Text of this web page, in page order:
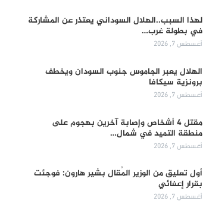
لهذا السبب..الهلال السوداني يعتذر عن المشاركة
في بطولة غرب…
أغسطس 7, 2026
الهلال يعبر الجاموس جنوب السودان ويخطف
برونزية سيكافا
أغسطس 7, 2026
مقتل 4 أشخاص وإصابة آخرين بهجوم على
منطقة التميد في شمال…
أغسطس 7, 2026
أول تعليق من الوزير المُقال بشير هارون: فوجئت
بقرار إعفائي
أغسطس 7, 2026